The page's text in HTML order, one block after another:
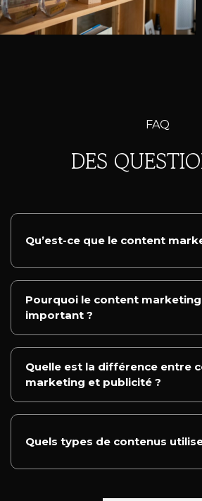
FAQ
DES
Qu’est-ce que le content
Pourquoi le content
important ?
Quelle est la différence entre
marketing et publicité ?
Quels types de contenus